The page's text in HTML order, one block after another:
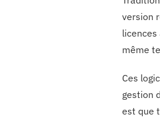
version
licences
même
Ces
gestion
est que